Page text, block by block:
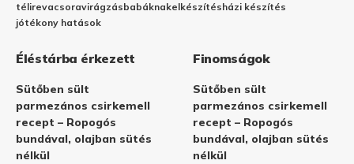
télirevacsoravirágzásbabáknakelkészítésházi készítés
jótékony hatások
Éléstárba érkezett
Sütőben sült
parmezános csirkemell
recept – Ropogós
bundával, olajban sütés
nélkül
Finomságok
Sütőben sült
parmezános csirkemell
recept – Ropogós
bundával, olajban sütés
nélkül